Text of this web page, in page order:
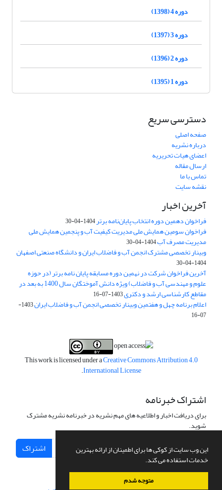
این وب سایت از کوکی ها برای اطمینان از ارائه بهترین
خدمات استفاده می کند.
متوجه شدم
دوره 4 (1398)
دوره 3 (1397)
دوره 2 (1396)
دوره 1 (1395)
دسترسی سریع
صفحه اصلی
درباره نشریه
اعضای هیات تحریریه
ارسال مقاله
تماس با ما
نقشه سایت
آخرین اخبار
فراخوان دهمین دوره انتخاب پایان‌نامه برتر1404-04-30
فراخوان سومین همایش ملی مدیریت کیفیت آب و پنجمین همایش ملی
مدیریت مصرف آب1404-04-30
وبینار تخصصی مشترک انجمن آب و فاضلاب ایران و دانشگاه صنعتی اصفهان
1404-04-30
آخرین فراخوان شرکت در نهمین دوره مسابقه پایان نامه برتر (در حوزه
علوم و مهندسی آب و فاضلاب) ویژه دانش آموختگان سال 1400 به بعد در
مقاطع کارشناسی ارشد و دکتری1403-07-16
اعلام برنامه چهل و هفتمین وبینار تخصصی انجمن آب و فاضلاب ایران
1403-
07-16
This work is licensed under aCreative Commons Attribution 4.0
International License
.
اشتراک خبرنامه
برای دریافت اخبار و اطلاعیه های مهم نشریه در خبرنامه نشریه مشترک
شوید.
اشتراک